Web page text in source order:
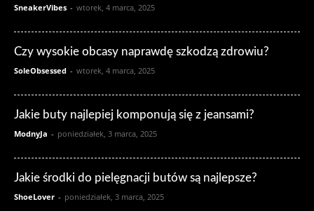
SneakerVibes - wtorek, 4 marca, 2025
Czy wysokie obcasy naprawdę szkodzą zdrowiu?
SoleObsessed - wtorek, 4 marca, 2025
Jakie buty najlepiej komponują się z jeansami?
ModnyJa - poniedziałek, 3 marca, 2025
Jakie środki do pielęgnacji butów są najlepsze?
ShoeLover - poniedziałek, 3 marca, 2025